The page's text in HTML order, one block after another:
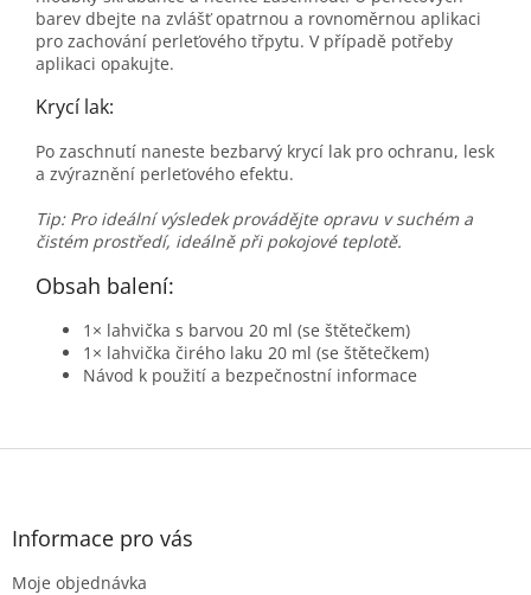
barev dbejte na zvlášť opatrnou a rovnoměrnou aplikaci
pro zachování perleťového třpytu. V případě potřeby
aplikaci opakujte.
Krycí lak:
Po zaschnutí naneste bezbarvý krycí lak pro ochranu, lesk
a zvýraznění perleťového efektu.
Tip: Pro ideální výsledek provádějte opravu v suchém a
čistém prostředí, ideálně při pokojové teplotě.
Obsah balení:
1× lahvička s barvou 20 ml (se štětečkem)
1× lahvička čirého laku 20 ml (se štětečkem)
Návod k použití a bezpečnostní informace
Z
Informace pro vás
Moje objednávka